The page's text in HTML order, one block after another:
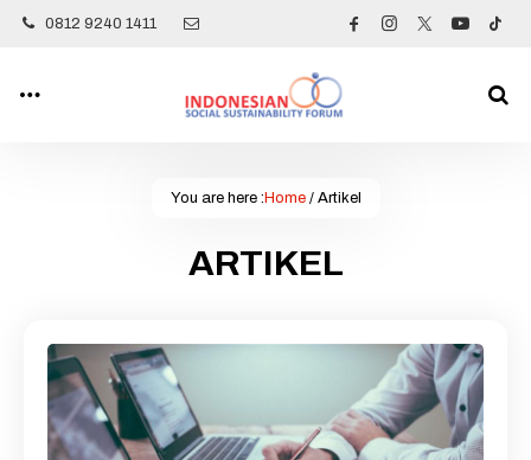
0812 9240 1411
You are here : Home/ Artikel
ARTIKEL